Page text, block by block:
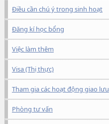
Điều cần chú ý trong sinh hoạt
Đăng kí học bổng
Việc làm thêm
Visa (Thị thực)
Tham gia các hoạt động giao lưu
Phòng tư vấn